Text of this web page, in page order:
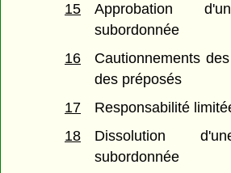
15
Approbation
subordonnée
16
Cautionnements
des préposés
17
Responsabilité
18
Dissolution
subordonnée